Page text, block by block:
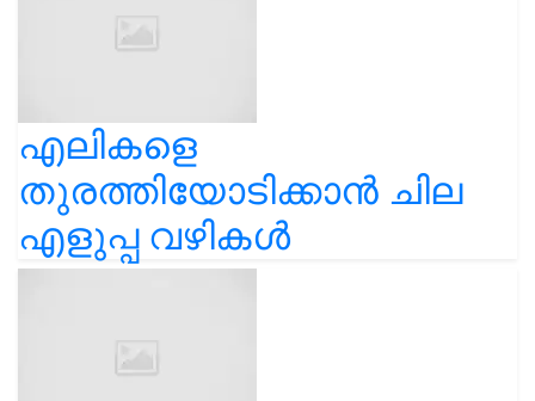
എലികളെ
തുരത്തിയോടിക്കാൻ ചില
എളുപ്പ വഴികൾ